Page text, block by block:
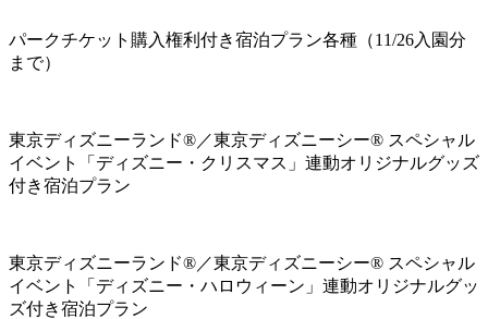
パークチケット購入権利付き宿泊プラン各種（11/26入園分
まで）
東京ディズニーランド®／東京ディズニーシー® スペシャル
イベント「ディズニー・クリスマス」連動オリジナルグッズ
付き宿泊プラン
東京ディズニーランド®／東京ディズニーシー® スペシャル
イベント「ディズニー・ハロウィーン」連動オリジナルグッ
ズ付き宿泊プラン